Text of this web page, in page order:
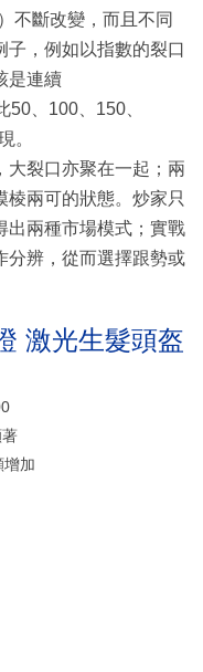
不斷改變，而且不同
子，例如以指數的裂口
是連續
50、100、150、
。
大裂口亦聚在一起；兩
兩可的狀態。炒家只
出兩種市場模式；實戰
分辨，從而選擇跟勢或
激光生髮頭盔
增加